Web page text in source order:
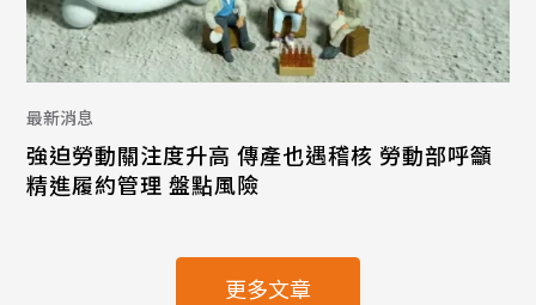
最新消息
強迫勞動關注度升高 傳產也遇稽核 勞動部呼籲
精進履約管理 盤點風險
更多文章